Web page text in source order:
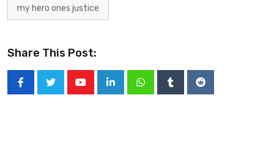
my hero ones justice
Share This Post: